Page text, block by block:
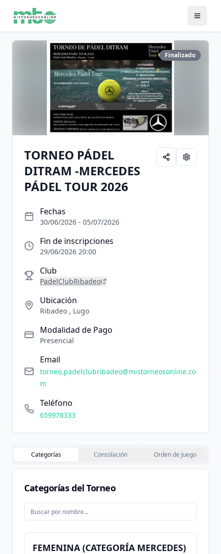
Finalizado
TORNEO PÁDEL
DITRAM -MERCEDES
PÁDEL TOUR 2026
Fechas
30/06/2026 - 05/07/2026
Fin de inscripciones
29/06/2026 20:00
Club
PadelClubRibadeo
Ubicación
Ribadeo , Lugo
Modalidad de Pago
Presencial
Email
torneo.padelclubribadeo@mistorneosonline.co
m
Teléfono
659978333
Categorías Consolación Orden de Juego
Categorías del Torneo
FEMENINA (CATEGORÍA MERCEDES)